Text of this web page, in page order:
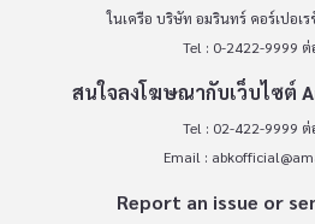
ในเครือ บริษัท อมรินทร์ คอร์เปอเ
Tel : 0-2422-9999
สนใจลงโฆษณากับเว็บไซต์
Tel : 02-422-9999 ต่
Email :
Report an issue or